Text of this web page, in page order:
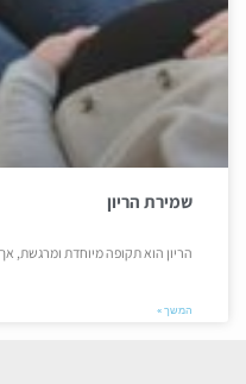
שמירת הריון
הריון הוא תקופה מיוחדת ומרגשת,
המשך »